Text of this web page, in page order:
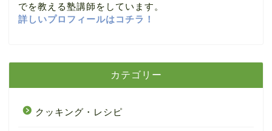
でを教える塾講師をしています。
詳しいプロフィールはコチラ！
カテゴリー
クッキング・レシピ